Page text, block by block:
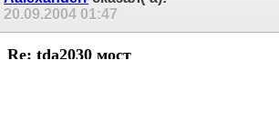
Aalexanderr